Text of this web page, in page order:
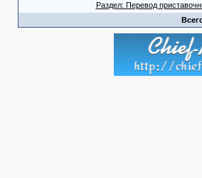
Раздел: Перевод